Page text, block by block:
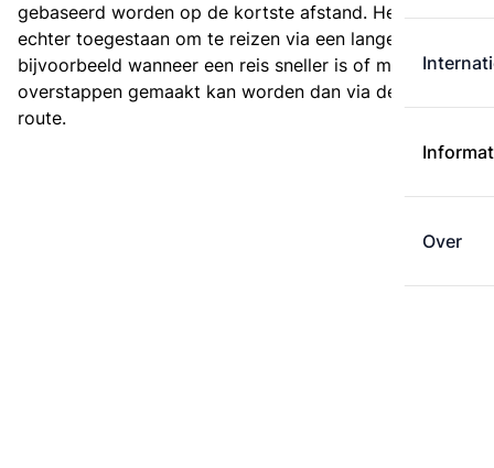
Over
gebaseerd worden op de kortste afstand. Het is
echter toegestaan om te reizen via een langere route,
bijvoorbeeld wanneer een reis sneller is of met minder
overstappen gemaakt kan worden dan via de kortste
route.